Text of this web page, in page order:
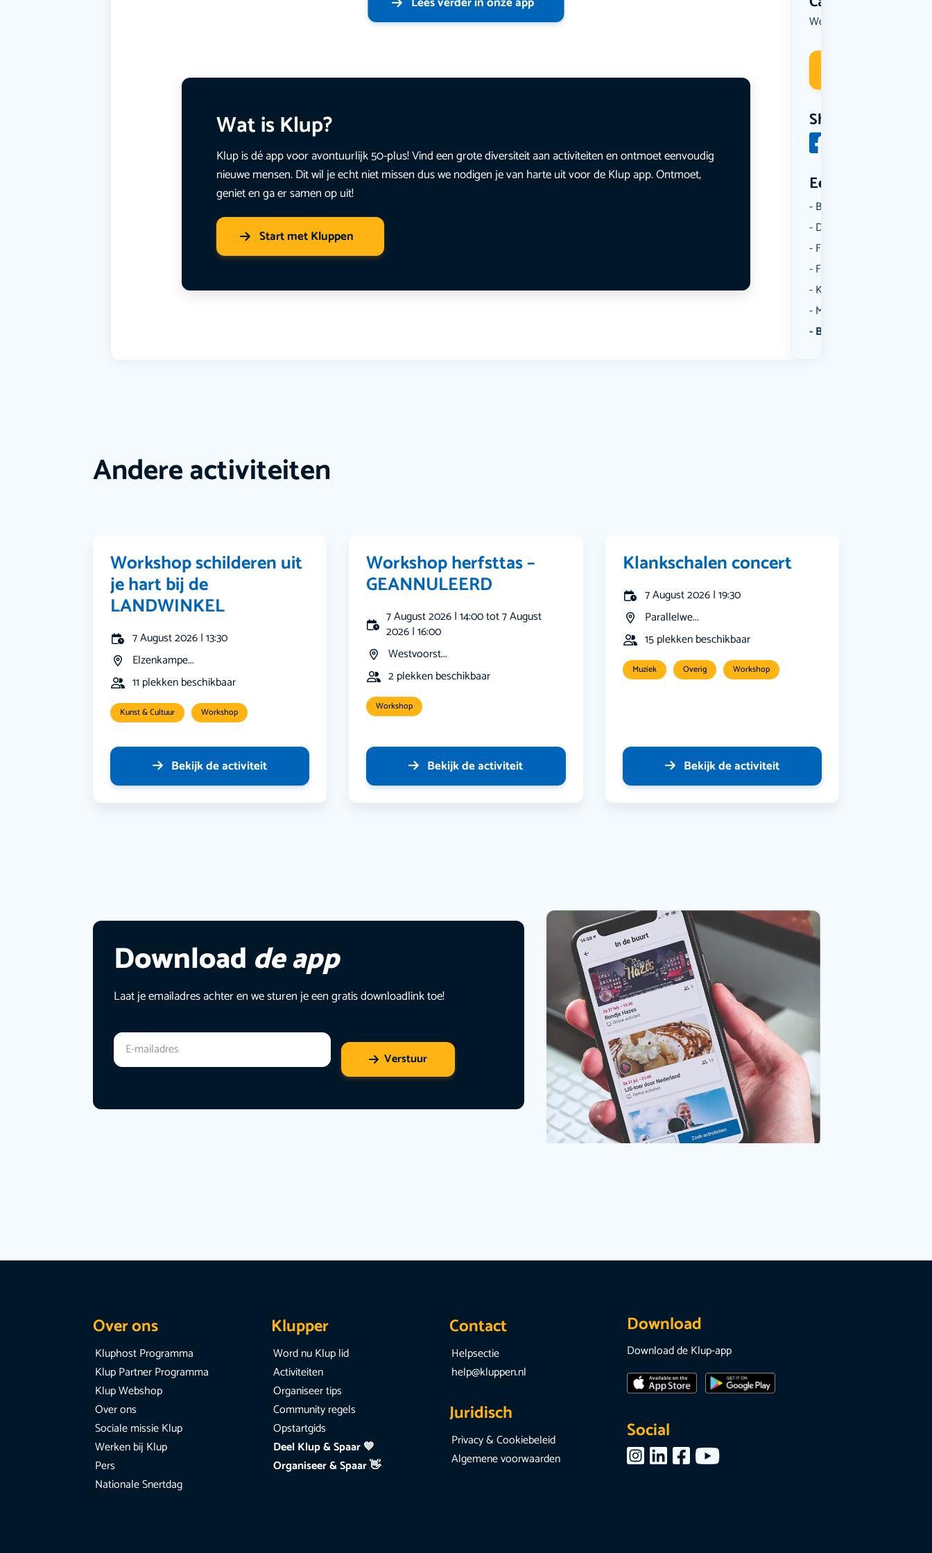
Workshop
Share
Een aantal
Borrelen
Dansen
Fietsen
Film
Kunst & Cultuur
Muziek
Bekijk alle categorieën
Wat is Klup?
Klup is dé app voor avontuurlijk 50-plus! Vind een grote diversiteit aan activiteiten en ontmoet eenvoudig
nieuwe mensen. Dit wil je echt niet missen dus we nodigen je van harte uit voor de Klup app. Ontmoet,
geniet en ga er samen op uit!
Start met Kluppen
Andere activiteiten
Workshop schilderen uit
je hart bij de
LANDWINKEL
7 August 2026 | 13:30
Elzenkampe...
11 plekken beschikbaar
Kunst & Cultuur Workshop
Bekijk de activiteit
Workshop herfsttas –
GEANNULEERD
7 August 2026 | 14:00 tot 7 August
2026 | 16:00
Westvoorst...
2 plekken beschikbaar
Workshop
Bekijk de activiteit
Klankschalen concert
7 August 2026 | 19:30
Parallelwe...
15 plekken beschikbaar
Muziek Overig Workshop
Bekijk de activiteit
Download de app
Laat je emailadres achter en we sturen je een gratis downloadlink toe!
Verstuur
Over ons
Kluphost Programma
Klup Partner Programma
Klup Webshop
Over ons
Sociale missie Klup
Werken bij Klup
Pers
Nationale Snertdag
Klupper
Word nu Klup lid
Activiteiten
Organiseer tips
Community regels
Opstartgids
Deel Klup & Spaar 💙
Organiseer & Spaar 👋
Contact
Helpsectie
help@kluppen.nl
Juridisch
Privacy & Cookiebeleid
Algemene voorwaarden
Download
Download de Klup-app
Social